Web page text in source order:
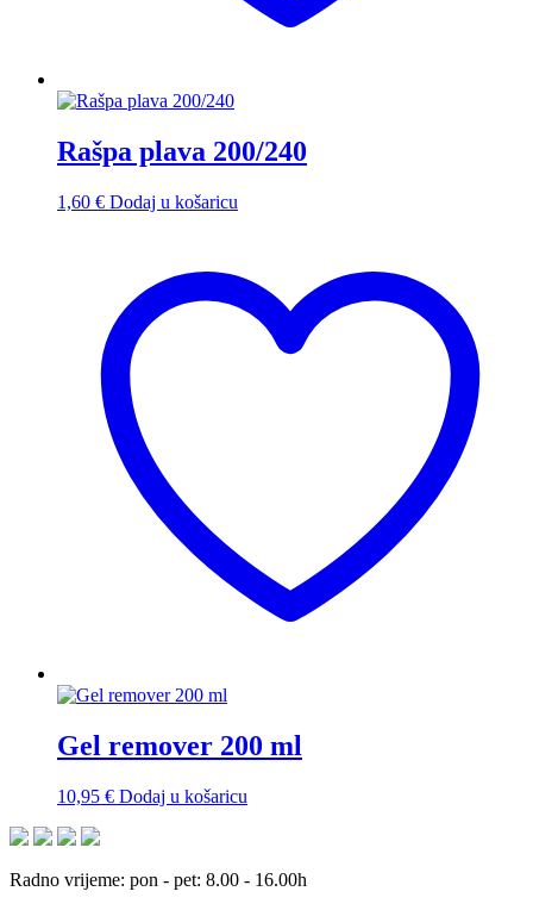
Rašpa plava 200/240
1,60 € Dodaj u košaricu
Gel remover 200 ml
10,95 € Dodaj u košaricu
Radno vrijeme: pon - pet: 8.00 - 16.00h